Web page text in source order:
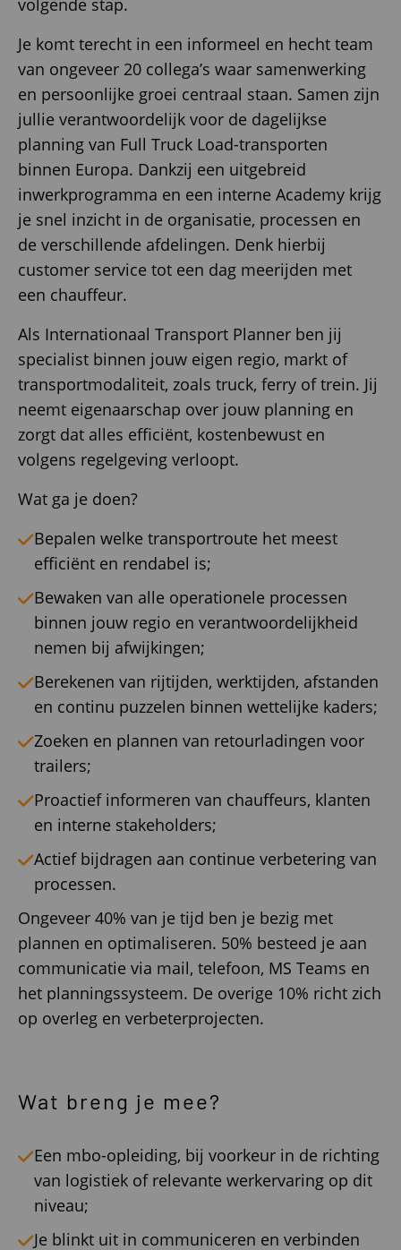
volgende stap.
Je komt terecht in een informeel en hecht team
van ongeveer 20 collega’s waar samenwerking
en persoonlijke groei centraal staan. Samen zijn
jullie verantwoordelijk voor de dagelijkse
planning van Full Truck Load-transporten
binnen Europa. Dankzij een uitgebreid
inwerkprogramma en een interne Academy krijg
je snel inzicht in de organisatie, processen en
de verschillende afdelingen. Denk hierbij
customer service tot een dag meerijden met
een chauffeur.
Als Internationaal Transport Planner ben jij
specialist binnen jouw eigen regio, markt of
transportmodaliteit, zoals truck, ferry of trein. Jij
neemt eigenaarschap over jouw planning en
zorgt dat alles efficiënt, kostenbewust en
volgens regelgeving verloopt.
Wat ga je doen?
Bepalen welke transportroute het meest
efficiënt en rendabel is;
Bewaken van alle operationele processen
binnen jouw regio en verantwoordelijkheid
nemen bij afwijkingen;
Berekenen van rijtijden, werktijden, afstanden
en continu puzzelen binnen wettelijke kaders;
Zoeken en plannen van retourladingen voor
trailers;
Proactief informeren van chauffeurs, klanten
en interne stakeholders;
Actief bijdragen aan continue verbetering van
processen.
Ongeveer 40% van je tijd ben je bezig met
plannen en optimaliseren. 50% besteed je aan
communicatie via mail, telefoon, MS Teams en
het planningssysteem. De overige 10% richt zich
op overleg en verbeterprojecten.
Wat breng je mee?
Een mbo-opleiding, bij voorkeur in de richting
van logistiek of relevante werkervaring op dit
niveau;
Je blinkt uit in communiceren en verbinden